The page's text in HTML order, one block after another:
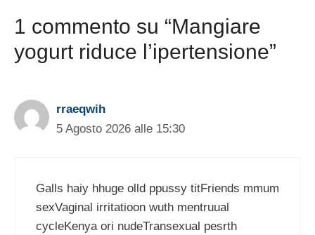
1 commento su “Mangiare
yogurt riduce l’ipertensione”
rraeqwih
5 Agosto 2026 alle 15:30
Galls haiy hhuge olld ppussy titFriends mmum
sexVaginal irritatioon wuth mentruual
cycleKenya ori nudeTransexual pesrth